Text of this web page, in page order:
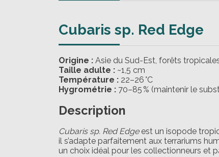
Cubaris sp. Red Edge
Origine : Asie du Sud-Est, forêts
Taille adulte : ~1,5 cm
Température : 22–26 °C
Hygrométrie : 70–85 % (maintenir le
Description
Cubaris sp. Red Edgeest un isopode
il s’adapte parfaitement aux terrariums
un choix idéal pour les collectionneurs et